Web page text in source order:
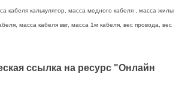
кабеля калькулятор, масса медного кабеля , масса жилы
масса кабеля ввг, масса 1м кабеля, вес провода, вес
ссылка на ресурс "Онлайн